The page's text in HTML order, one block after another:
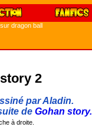
dragon ball
2
par Aladin.
de Gohan story.
à droite.